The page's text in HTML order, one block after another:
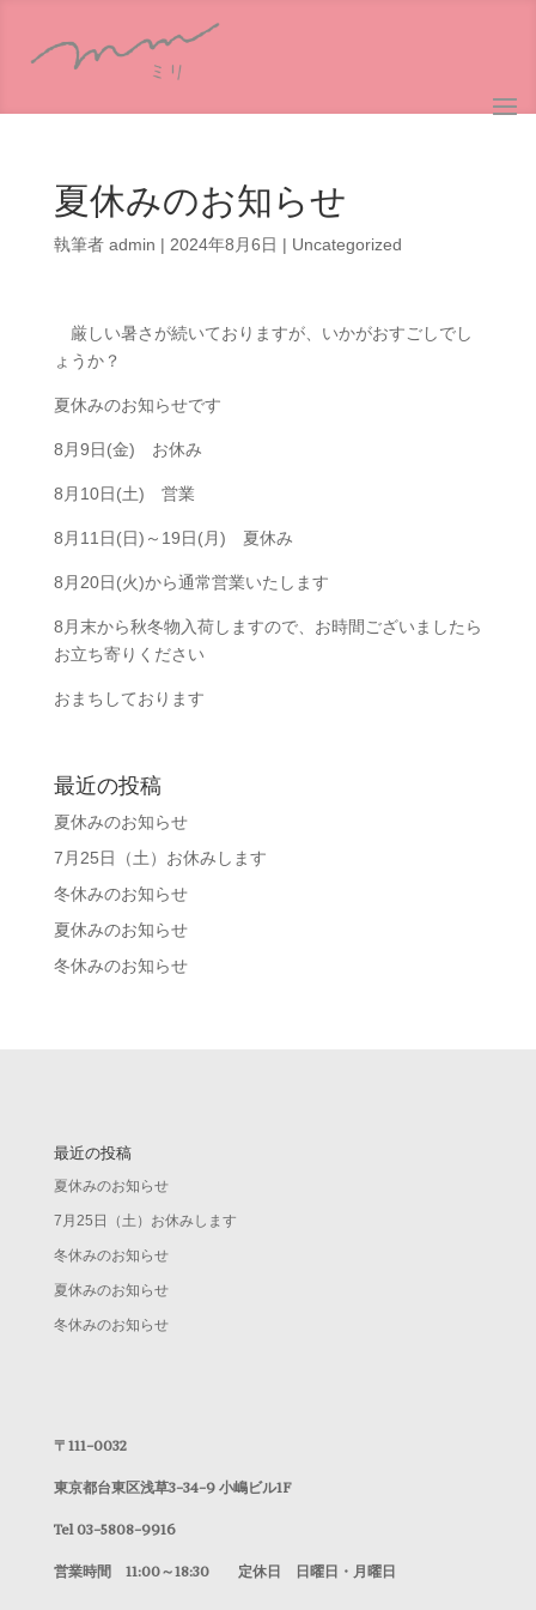
夏休みのお知らせ
執筆者 admin | 2024年8月6日 | Uncategorized
厳しい暑さが続いておりますが、いかがおすごしでし
ょうか？
夏休みのお知らせです
8月9日(金) お休み
8月10日(土) 営業
8月11日(日)～19日(月) 夏休み
8月20日(火)から通常営業いたします
8月末から秋冬物入荷しますので、お時間ございましたら
お立ち寄りください
おまちしております
最近の投稿
夏休みのお知らせ
7月25日（土）お休みします
冬休みのお知らせ
夏休みのお知らせ
冬休みのお知らせ
最近の投稿
夏休みのお知らせ
7月25日（土）お休みします
冬休みのお知らせ
夏休みのお知らせ
冬休みのお知らせ
〒111-0032
東京都台東区浅草3-34-9 小嶋ビル1F
Tel 03-5808-9916
営業時間 11:00～18:30 定休日 日曜日・月曜日